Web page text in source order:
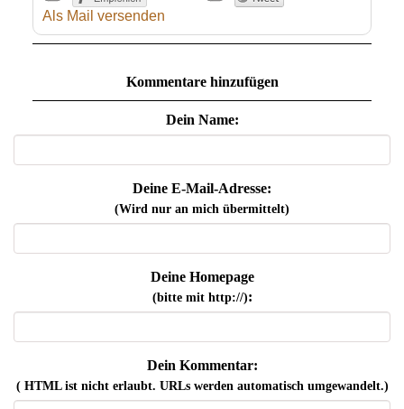
Als Mail versenden
Kommentare hinzufügen
Dein Name:
Deine E-Mail-Adresse:
(Wird nur an mich übermittelt)
Deine Homepage
(bitte mit http://):
Dein Kommentar:
( HTML ist nichterlaubt. URLs werden automatisch umgewandelt.)